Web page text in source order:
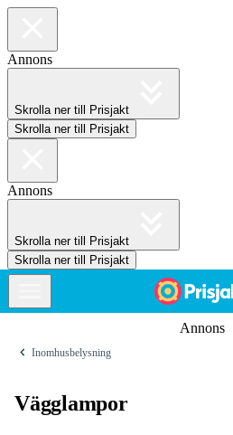
Annons
Skrolla ner till Prisjakt
Skrolla ner till Prisjakt
Annons
Skrolla ner till Prisjakt
Skrolla ner till Prisjakt
Annons
Inomhusbelysning
Vägglampor